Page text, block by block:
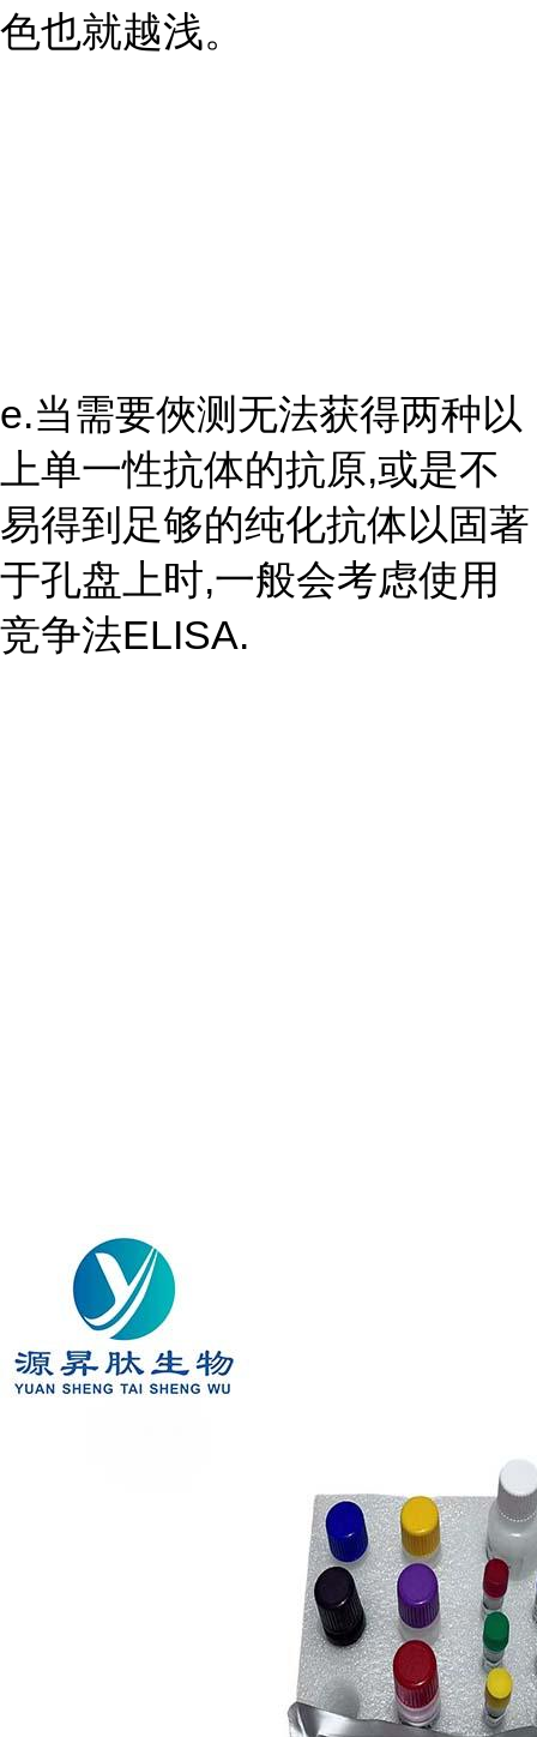
色也就越浅。
e.当需要俠测无法获得两种以
上单一性抗体的抗原,或是不
易得到足够的纯化抗体以固著
于孔盘上时,一般会考虑使用
竞争法ELISA.